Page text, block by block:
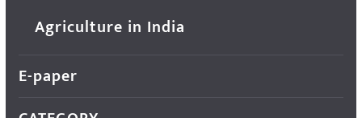
Agriculture in India
E-paper